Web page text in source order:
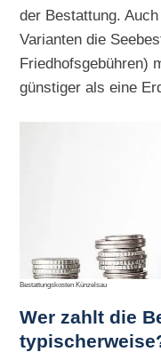
der Bestattung.
Varianten die
Friedhofsgebühren)
günstiger als eine
Bestattungskosten Künzelsau
Wer zahlt die